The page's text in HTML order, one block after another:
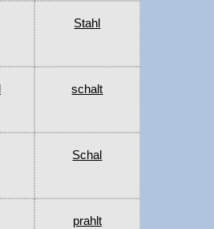
Stahl
schalt
Schal
prahlt